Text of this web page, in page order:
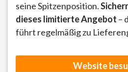
seine Spitzenposition.
dieses limitierte Angebot –
führt regelmäßig zu
Website